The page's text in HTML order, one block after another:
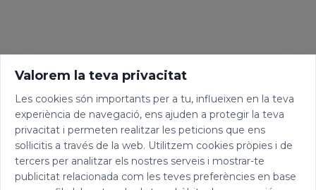
Valorem la teva privacitat
Les cookies són importants per a tu, influeixen en la teva
experiència de navegació, ens ajuden a protegir la teva
privacitat i permeten realitzar les peticions que ens
sol·licitis a través de la web. Utilitzem cookies pròpies i de
tercers per analitzar els nostres serveis i mostrar-te
publicitat relacionada com les teves preferències en base